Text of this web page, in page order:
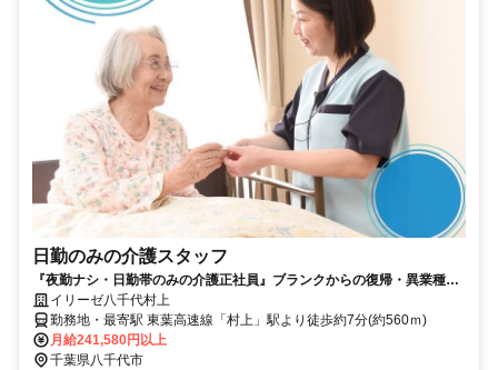
日勤のみの介護スタッフ
『夜勤ナシ・日勤帯のみの介護正社員』ブランクからの復帰・異業種か
らの転職も大歓迎です！
イリーゼ八千代村上
勤務地・最寄駅 東葉高速線「村上」駅より徒歩約7分(約560ｍ)
月給241,580円以上
千葉県八千代市